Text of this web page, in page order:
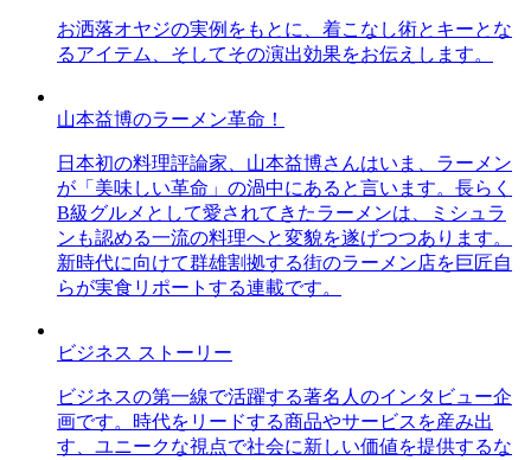
お洒落オヤジの実例をもとに、着こなし術とキーとな
るアイテム、そしてその演出効果をお伝えします。
山本益博のラーメン革命！
日本初の料理評論家、山本益博さんはいま、ラーメン
が「美味しい革命」の渦中にあると言います。長らく
B級グルメとして愛されてきたラーメンは、ミシュラ
ンも認める一流の料理へと変貌を遂げつつあります。
新時代に向けて群雄割拠する街のラーメン店を巨匠自
らが実食リポートする連載です。
ビジネス ストーリー
ビジネスの第一線で活躍する著名人のインタビュー企
画です。時代をリードする商品やサービスを産み出
す、ユニークな視点で社会に新しい価値を提供するな